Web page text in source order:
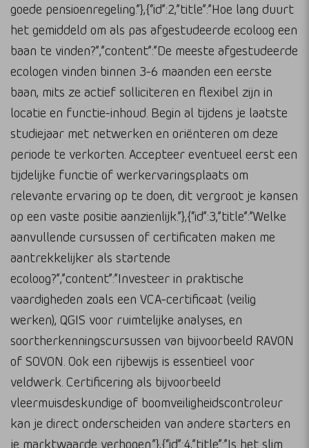
goede pensioenregeling.”},{“id”:2,”title”:”Hoe lang duurt
het gemiddeld om als pas afgestudeerde ecoloog een
baan te vinden?”,”content”:”De meeste afgestudeerde
ecologen vinden binnen 3-6 maanden een eerste
baan, mits ze actief solliciteren en flexibel zijn in
locatie en functie-inhoud. Begin al tijdens je laatste
studiejaar met netwerken en oriënteren om deze
periode te verkorten. Accepteer eventueel eerst een
tijdelijke functie of werkervaringsplaats om
relevante ervaring op te doen, dit vergroot je kansen
op een vaste positie aanzienlijk.”},{“id”:3,”title”:”Welke
aanvullende cursussen of certificaten maken me
aantrekkelijker als startende
ecoloog?”,”content”:”Investeer in praktische
vaardigheden zoals een VCA-certificaat (veilig
werken), QGIS voor ruimtelijke analyses, en
soortherkenningscursussen van bijvoorbeeld RAVON
of SOVON. Ook een rijbewijs is essentieel voor
veldwerk. Certificering als bijvoorbeeld
vleermuisdeskundige of boomveiligheidscontroleur
kan je direct onderscheiden van andere starters en
je marktwaarde verhogen.”},{“id”:4,”title”:”Is het slim